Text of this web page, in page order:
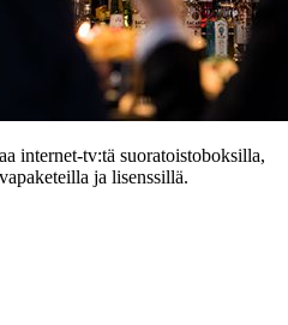
internet-tv:tä suoratoistoboksilla,
ja lisenssillä.